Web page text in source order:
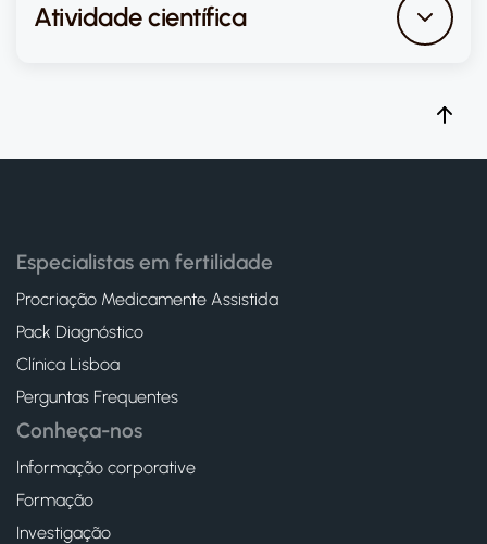
Atividade científica
Especialistas em fertilidade
Procriação Medicamente Assistida
Pack Diagnóstico
Clínica Lisboa
Perguntas Frequentes
Conheça-nos
Informação corporative
Formação
Investigação